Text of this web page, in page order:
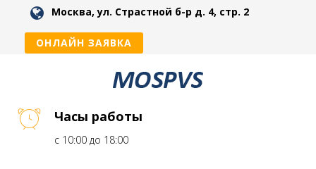
Москва, ул. Страстной б-р д. 4, стр. 2
ОНЛАЙН ЗАЯВКА
Часы работы
с 10:00 до 18:00